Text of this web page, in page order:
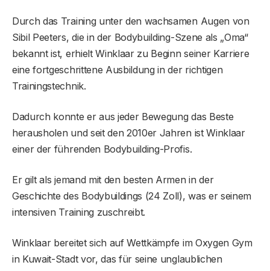
Durch das Training unter den wachsamen Augen von
Sibil Peeters, die in der Bodybuilding-Szene als „Oma“
bekannt ist, erhielt Winklaar zu Beginn seiner Karriere
eine fortgeschrittene Ausbildung in der richtigen
Trainingstechnik.
Dadurch konnte er aus jeder Bewegung das Beste
herausholen und seit den 2010er Jahren ist Winklaar
einer der führenden Bodybuilding-Profis.
Er gilt als jemand mit den besten Armen in der
Geschichte des Bodybuildings (24 Zoll), was er seinem
intensiven Training zuschreibt.
Winklaar bereitet sich auf Wettkämpfe im Oxygen Gym
in Kuwait-Stadt vor, das für seine unglaublichen